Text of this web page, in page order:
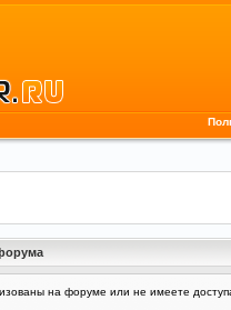
на форуме или не имеете